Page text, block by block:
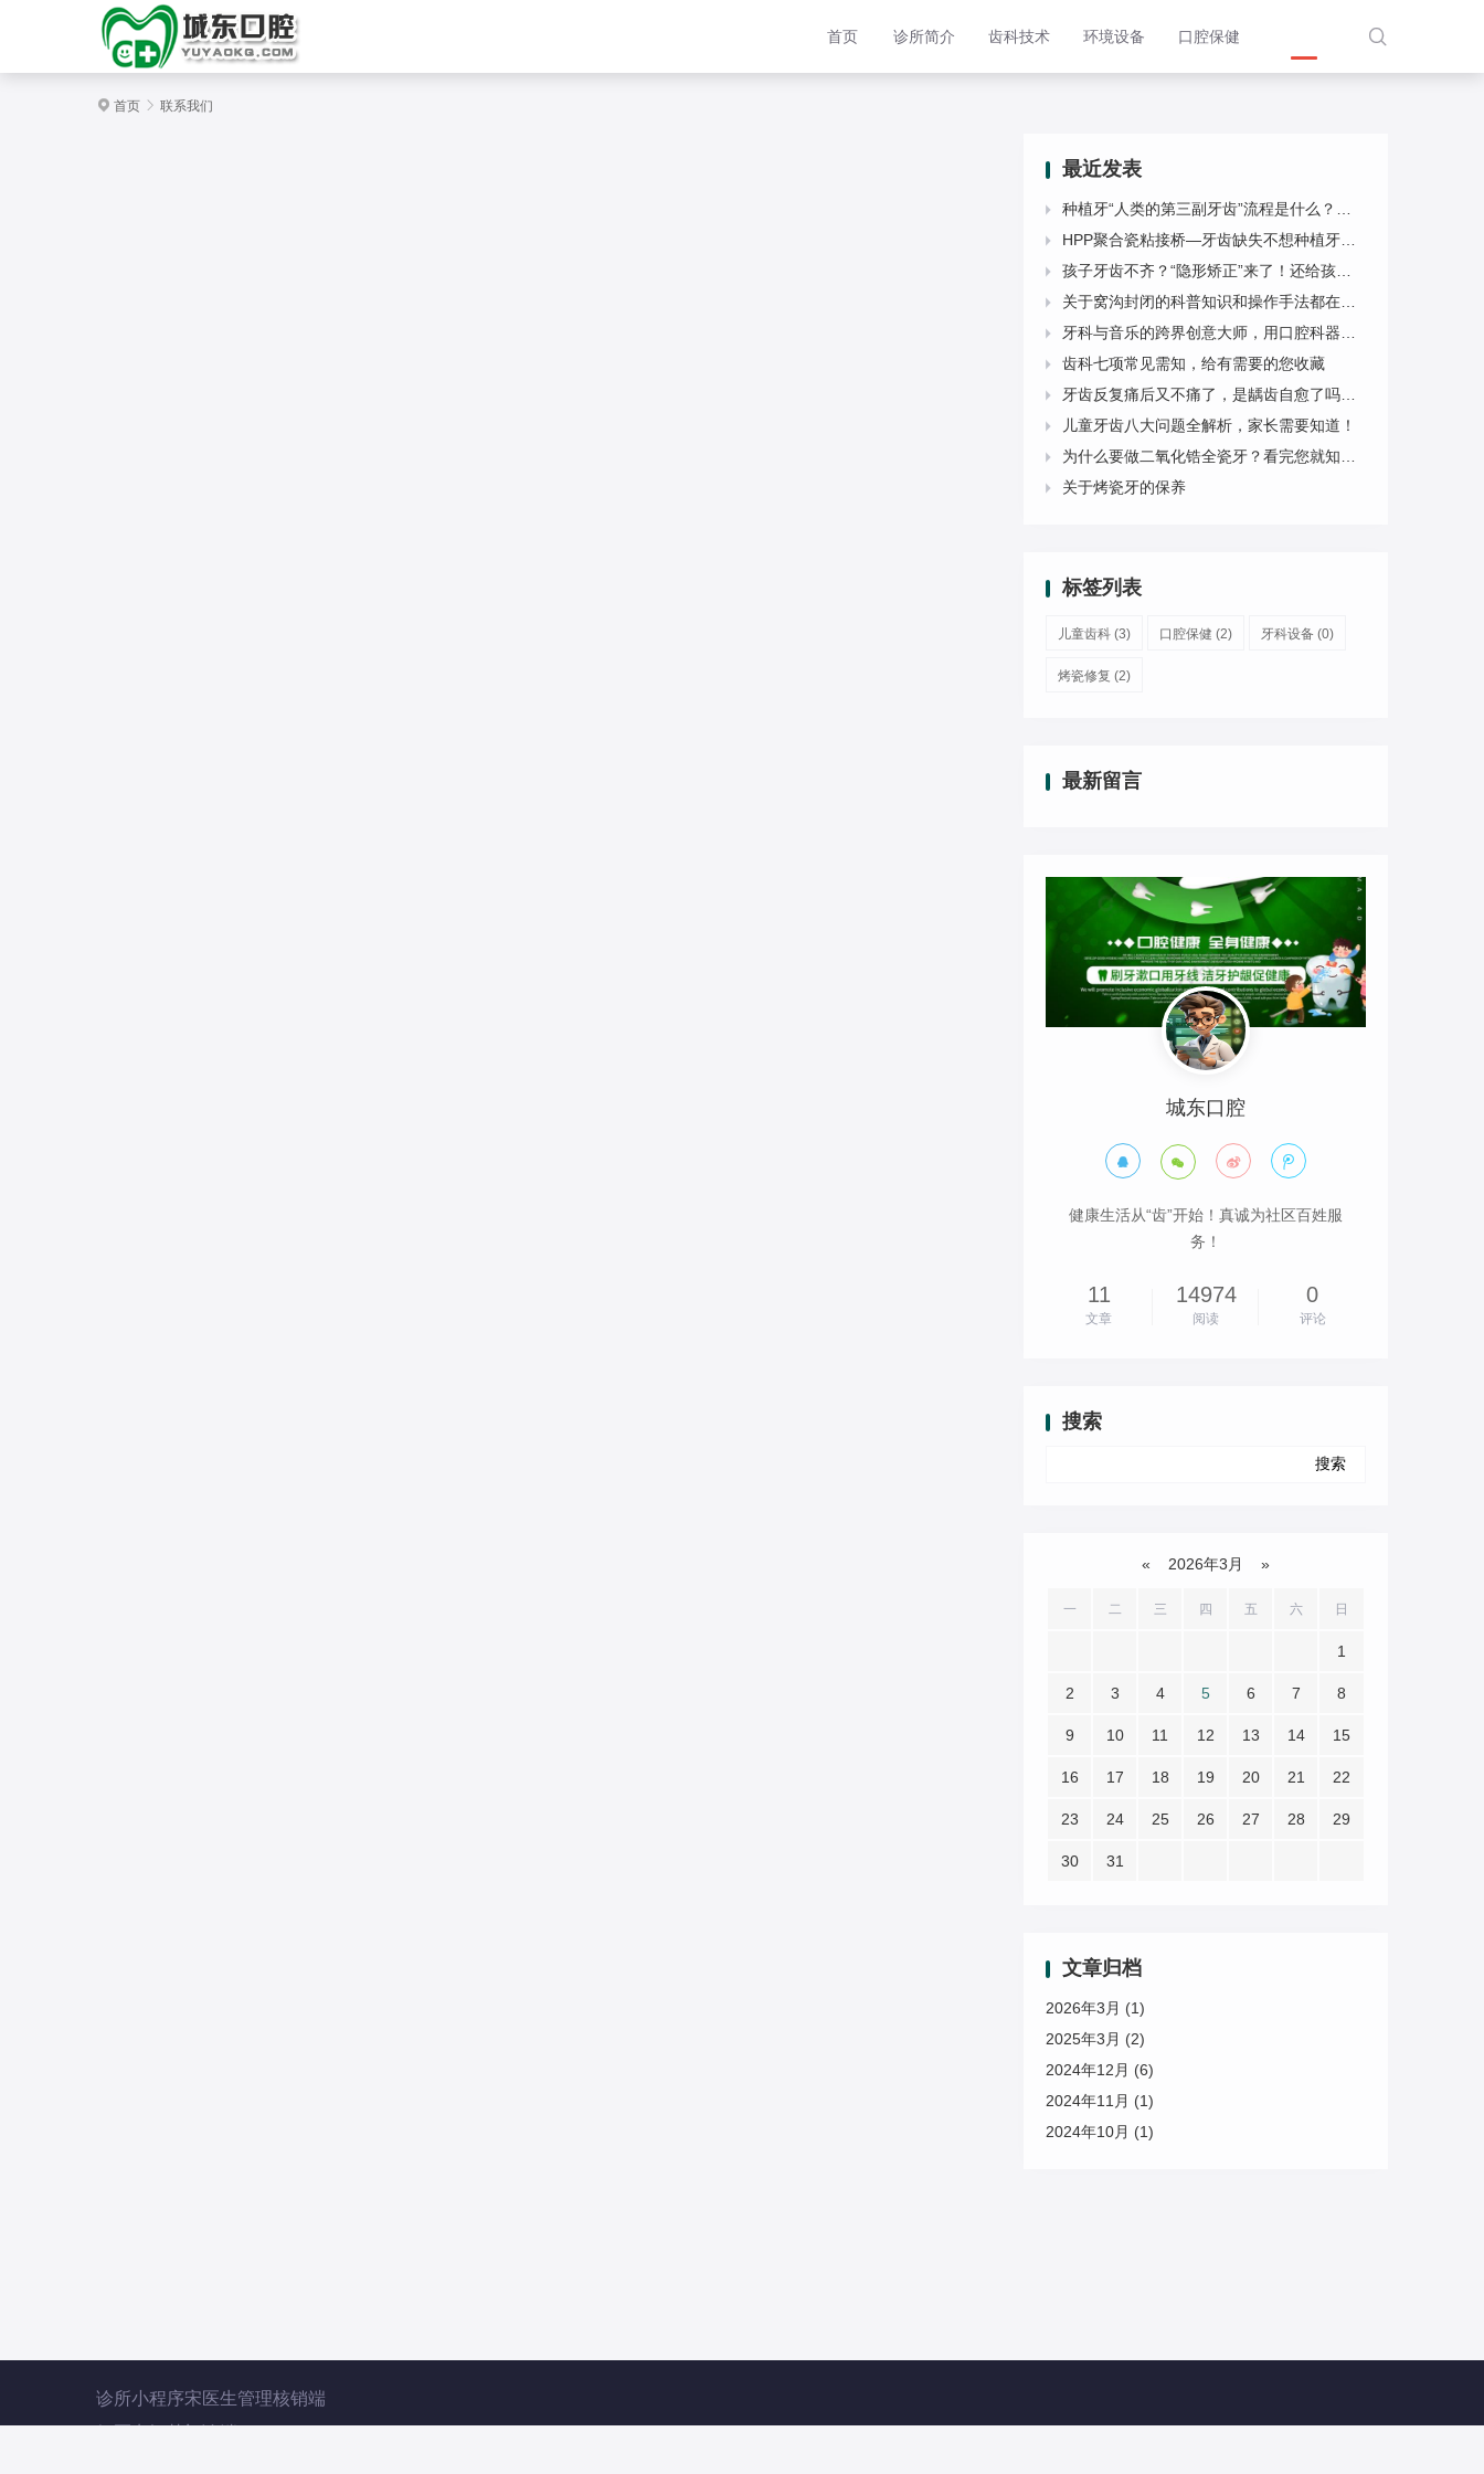

首页 诊所简介 齿科技术 环境设备 口腔保健
 首页  联系我们
最近发表

种植牙“人类的第三副牙齿”流程是什么？种植牙一、二、三期手术内容又是什么？【科普】

HPP聚合瓷粘接桥—牙齿缺失不想种植牙也不想磨牙的新选择

孩子牙齿不齐？“隐形矫正”来了！还给孩子自信与微笑！

关于窝沟封闭的科普知识和操作手法都在这里！

牙科与音乐的跨界创意大师，用口腔科器械演奏歌曲！有否欣赏过？

齿科七项常见需知，给有需要的您收藏

牙齿反复痛后又不痛了，是龋齿自愈了吗？你別高兴太早，牙髓或已经坏死了

儿童牙齿八大问题全解析，家长需要知道！

为什么要做二氧化锆全瓷牙？看完您就知道了

关于烤瓷牙的保养
标签列表
儿童齿科 (3) 口腔保健 (2) 牙科设备 (0)
烤瓷修复 (2)
最新留言
城东口腔
   
健康生活从“齿”开始！真诚为社区百姓服
务！
11
文章
14974
阅读
0
评论
搜索
« 2026年3月 »
一 二 三 四 五 六 日
1
2 3 4 5 6 7 8
9 10 11 12 13 14 15
16 17 18 19 20 21 22
23 24 25 26 27 28 29
30 31
文章归档
2026年3月 (1)
2025年3月 (2)
2024年12月 (6)
2024年11月 (1)
2024年10月 (1)
诊所小程序宋医生管理核销端